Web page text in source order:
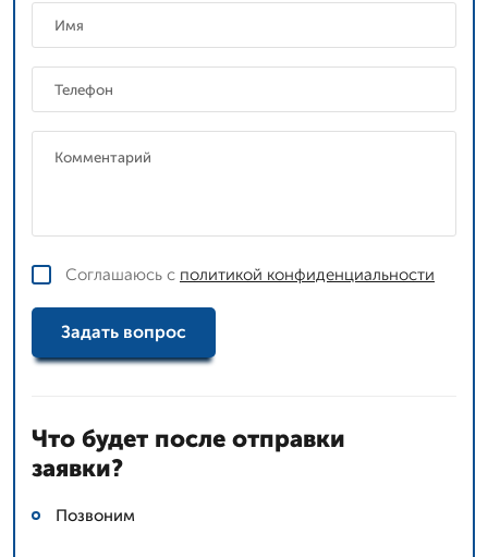
Соглашаюсь с политикой конфиденциальности
Задать вопрос
Что будет после отправки
заявки?
Позвоним